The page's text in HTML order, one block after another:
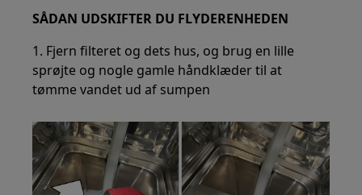
SÅDAN UDSKIFTER DU FLYDERENHEDEN
1. Fjern filteret og dets hus, og brug en lille
sprøjte og nogle gamle håndklæder til at
tømme vandet ud af sumpen